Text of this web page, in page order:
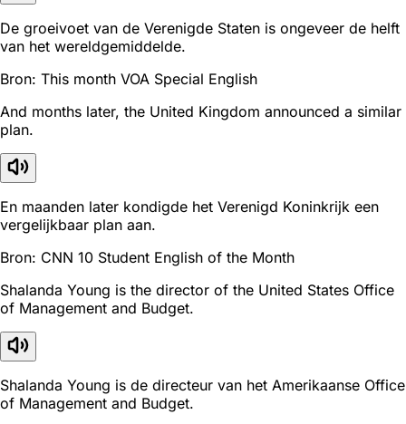
De groeivoet van de Verenigde Staten is ongeveer de helft
van het wereldgemiddelde.
Bron: This month VOA Special English
And months later, the United Kingdom announced a similar
plan.
En maanden later kondigde het Verenigd Koninkrijk een
vergelijkbaar plan aan.
Bron: CNN 10 Student English of the Month
Shalanda Young is the director of the United States Office
of Management and Budget.
Shalanda Young is de directeur van het Amerikaanse Office
of Management and Budget.